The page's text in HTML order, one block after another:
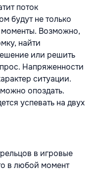
поток
будут не только
моменты. Возможно,
найти
или решить
Напряженности
ситуации.
опоздать.
успевать на двух
в игровые
в любой момент